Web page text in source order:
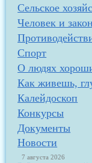
Сельское
Человек и закон
Спорт
О людях
Как живешь,
Калейдоскоп
Конкурсы
Документы
Новости
7 августа 2026